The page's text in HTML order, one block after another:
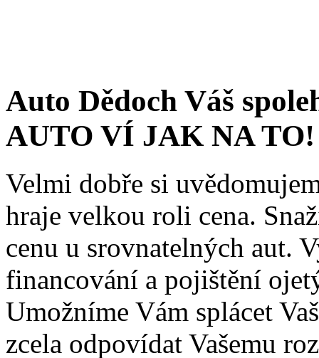
Auto Dědoch Váš
AUTO VÍ JAK NA TO!
Velmi dobře si
hraje velkou roli cena.
cenu u srovnatelných aut.
financování a pojištění
Umožníme Vám splácet
zcela odpovídat Vašemu